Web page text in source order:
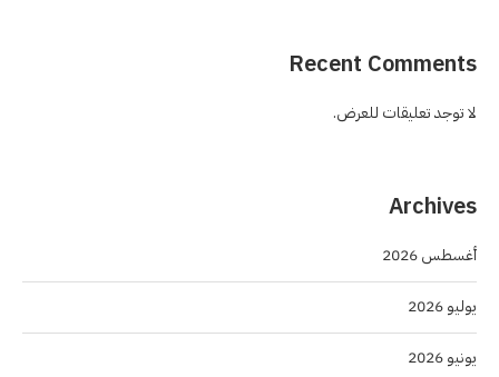
Recent Comments
لا توجد تعليقات للعرض.
Archives
أغسطس 2026
يوليو 2026
يونيو 2026